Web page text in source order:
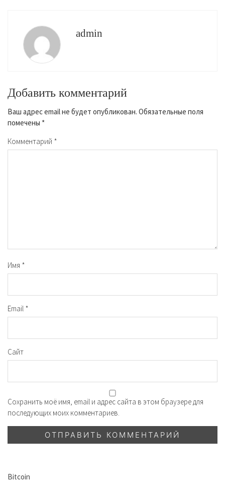
admin
Добавить комментарий
Ваш адрес email не будет опубликован. Обязательные поля
помечены *
Комментарий *
Имя *
Email *
Сайт
Сохранить моё имя, email и адрес сайта в этом браузере для
последующих моих комментариев.
Bitcoin